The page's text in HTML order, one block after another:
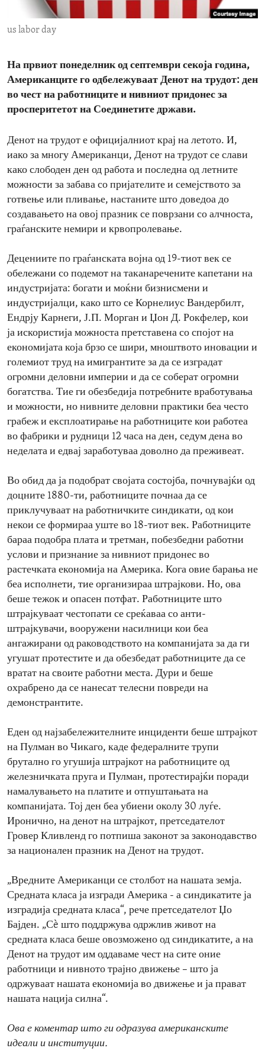
ENVIRONMENT AND HEALTH
IDEALS AND INSTITUTIONS
us labor day
На првиот понеделник од септември секоја година,
Американците го одбележуваат Денот на трудот: ден
во чест на работниците и нивниот придонес за
просперитетот на Соединетите држави.
Денот на трудот е официјалниот крај на летото. И,
иако за многу Американци, Денот на трудот се слави
како слободен ден од работа и последна од летните
можности за забава со пријателите и семејството за
готвење или пливање, настаните што доведоа до
создавањето на овој празник се поврзани со алчноста,
граѓанските немири и крвопролевање.
Децениите по граѓанската војна од 19-тиот век се
обележани со подемот на таканаречените капетани на
индустријата: богати и моќни бизнисмени и
индустријалци, како што се Корнелиус Вандербилт,
Ендрју Карнеги, Ј.П. Морган и Џон Д. Рокфелер, кои
ја искористија можноста претставена со спојот на
економијата која брзо се шири, мноштвото иновации и
големиот труд на имигрантите за да се изградат
огромни деловни империи и да се соберат огромни
богатства. Тие ги обезбедија потребните вработувања
и можности, но нивните деловни практики беа често
грабеж и експлоатирање на работниците кои работеа
во фабрики и рудници 12 часа на ден, седум дена во
неделата и едвај заработуваа доволно да преживеат.
Во обид да ја подобрат својата состојба, почнувајќи од
доцните 1880-ти, работниците почнаа да се
приклучуваат на работничките синдикати, од кои
некои се формираа уште во 18-тиот век. Работниците
бараа подобра плата и третман, побезбедни работни
услови и признание за нивниот придонес во
растечката економија на Америка. Кога овие барања не
беа исполнети, тие организираа штрајкови. Но, ова
беше тежок и опасен потфат. Работниците што
штрајкуваат честопати се среќаваа со анти-
штрајкувачи, вооружени насилници кои беа
ангажирани од раководството на компанијата за да ги
угушат протестите и да обезбедат работниците да се
вратат на своите работни места. Дури и беше
охрабрено да се нанесат телесни повреди на
демонстрантите.
Еден од најзабележителните инциденти беше штрајкот
на Пулман во Чикаго, каде федералните трупи
брутално го угушија штрајкот на работниците од
железничката пруга и Пулман, протестирајќи поради
намалувањето на платите и отпуштањата на
компанијата. Тој ден беа убиени околу 30 луѓе.
Иронично, на денот на штрајкот, претседателот
Гровер Кливленд го потпиша законот за законодавство
за национален празник на Денот на трудот.
„Вредните Американци се столбот на нашата земја.
Средната класа ја изгради Америка - а синдикатите ја
изградија средната класа“, рече претседателот Џо
Бајден. „Сè што поддржува одржлив живот на
средната класа беше овозможено од синдикатите, а на
Денот на трудот им оддаваме чест на сите оние
работници и нивното трајно движење – што ја
одржуваат нашата економија во движење и ја прават
нашата нација силна“.
Ова е коментар што ги одразува американските
идеали и институции.